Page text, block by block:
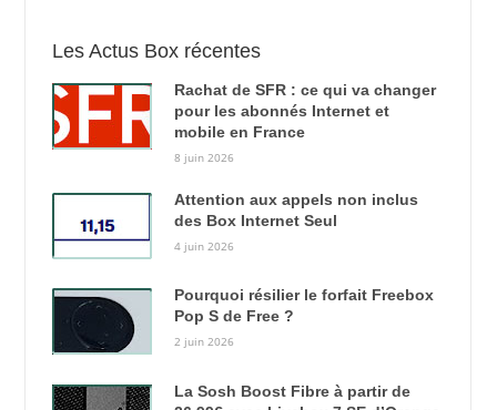
Les Actus Box récentes
Rachat de SFR : ce qui va changer
pour les abonnés Internet et
mobile en France
8 juin 2026
Attention aux appels non inclus
des Box Internet Seul
4 juin 2026
Pourquoi résilier le forfait Freebox
Pop S de Free ?
2 juin 2026
La Sosh Boost Fibre à partir de